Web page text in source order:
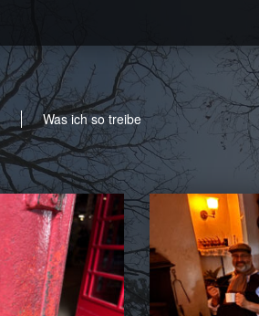
Was ich so treibe